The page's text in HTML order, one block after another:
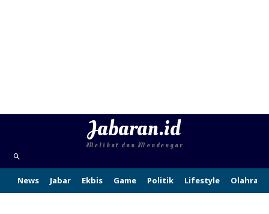
Jabaran.id
Melihat dan Mendengar
News Jabar Ekbis Game Politik Lifestyle Olahraga